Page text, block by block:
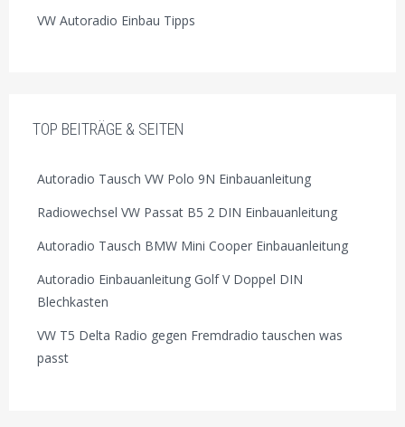
VW Autoradio Einbau Tipps
TOP BEITRÄGE & SEITEN
Autoradio Tausch VW Polo 9N Einbauanleitung
Radiowechsel VW Passat B5 2 DIN Einbauanleitung
Autoradio Tausch BMW Mini Cooper Einbauanleitung
Autoradio Einbauanleitung Golf V Doppel DIN
Blechkasten
VW T5 Delta Radio gegen Fremdradio tauschen was
passt